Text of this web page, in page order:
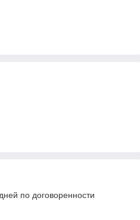
по договоренности